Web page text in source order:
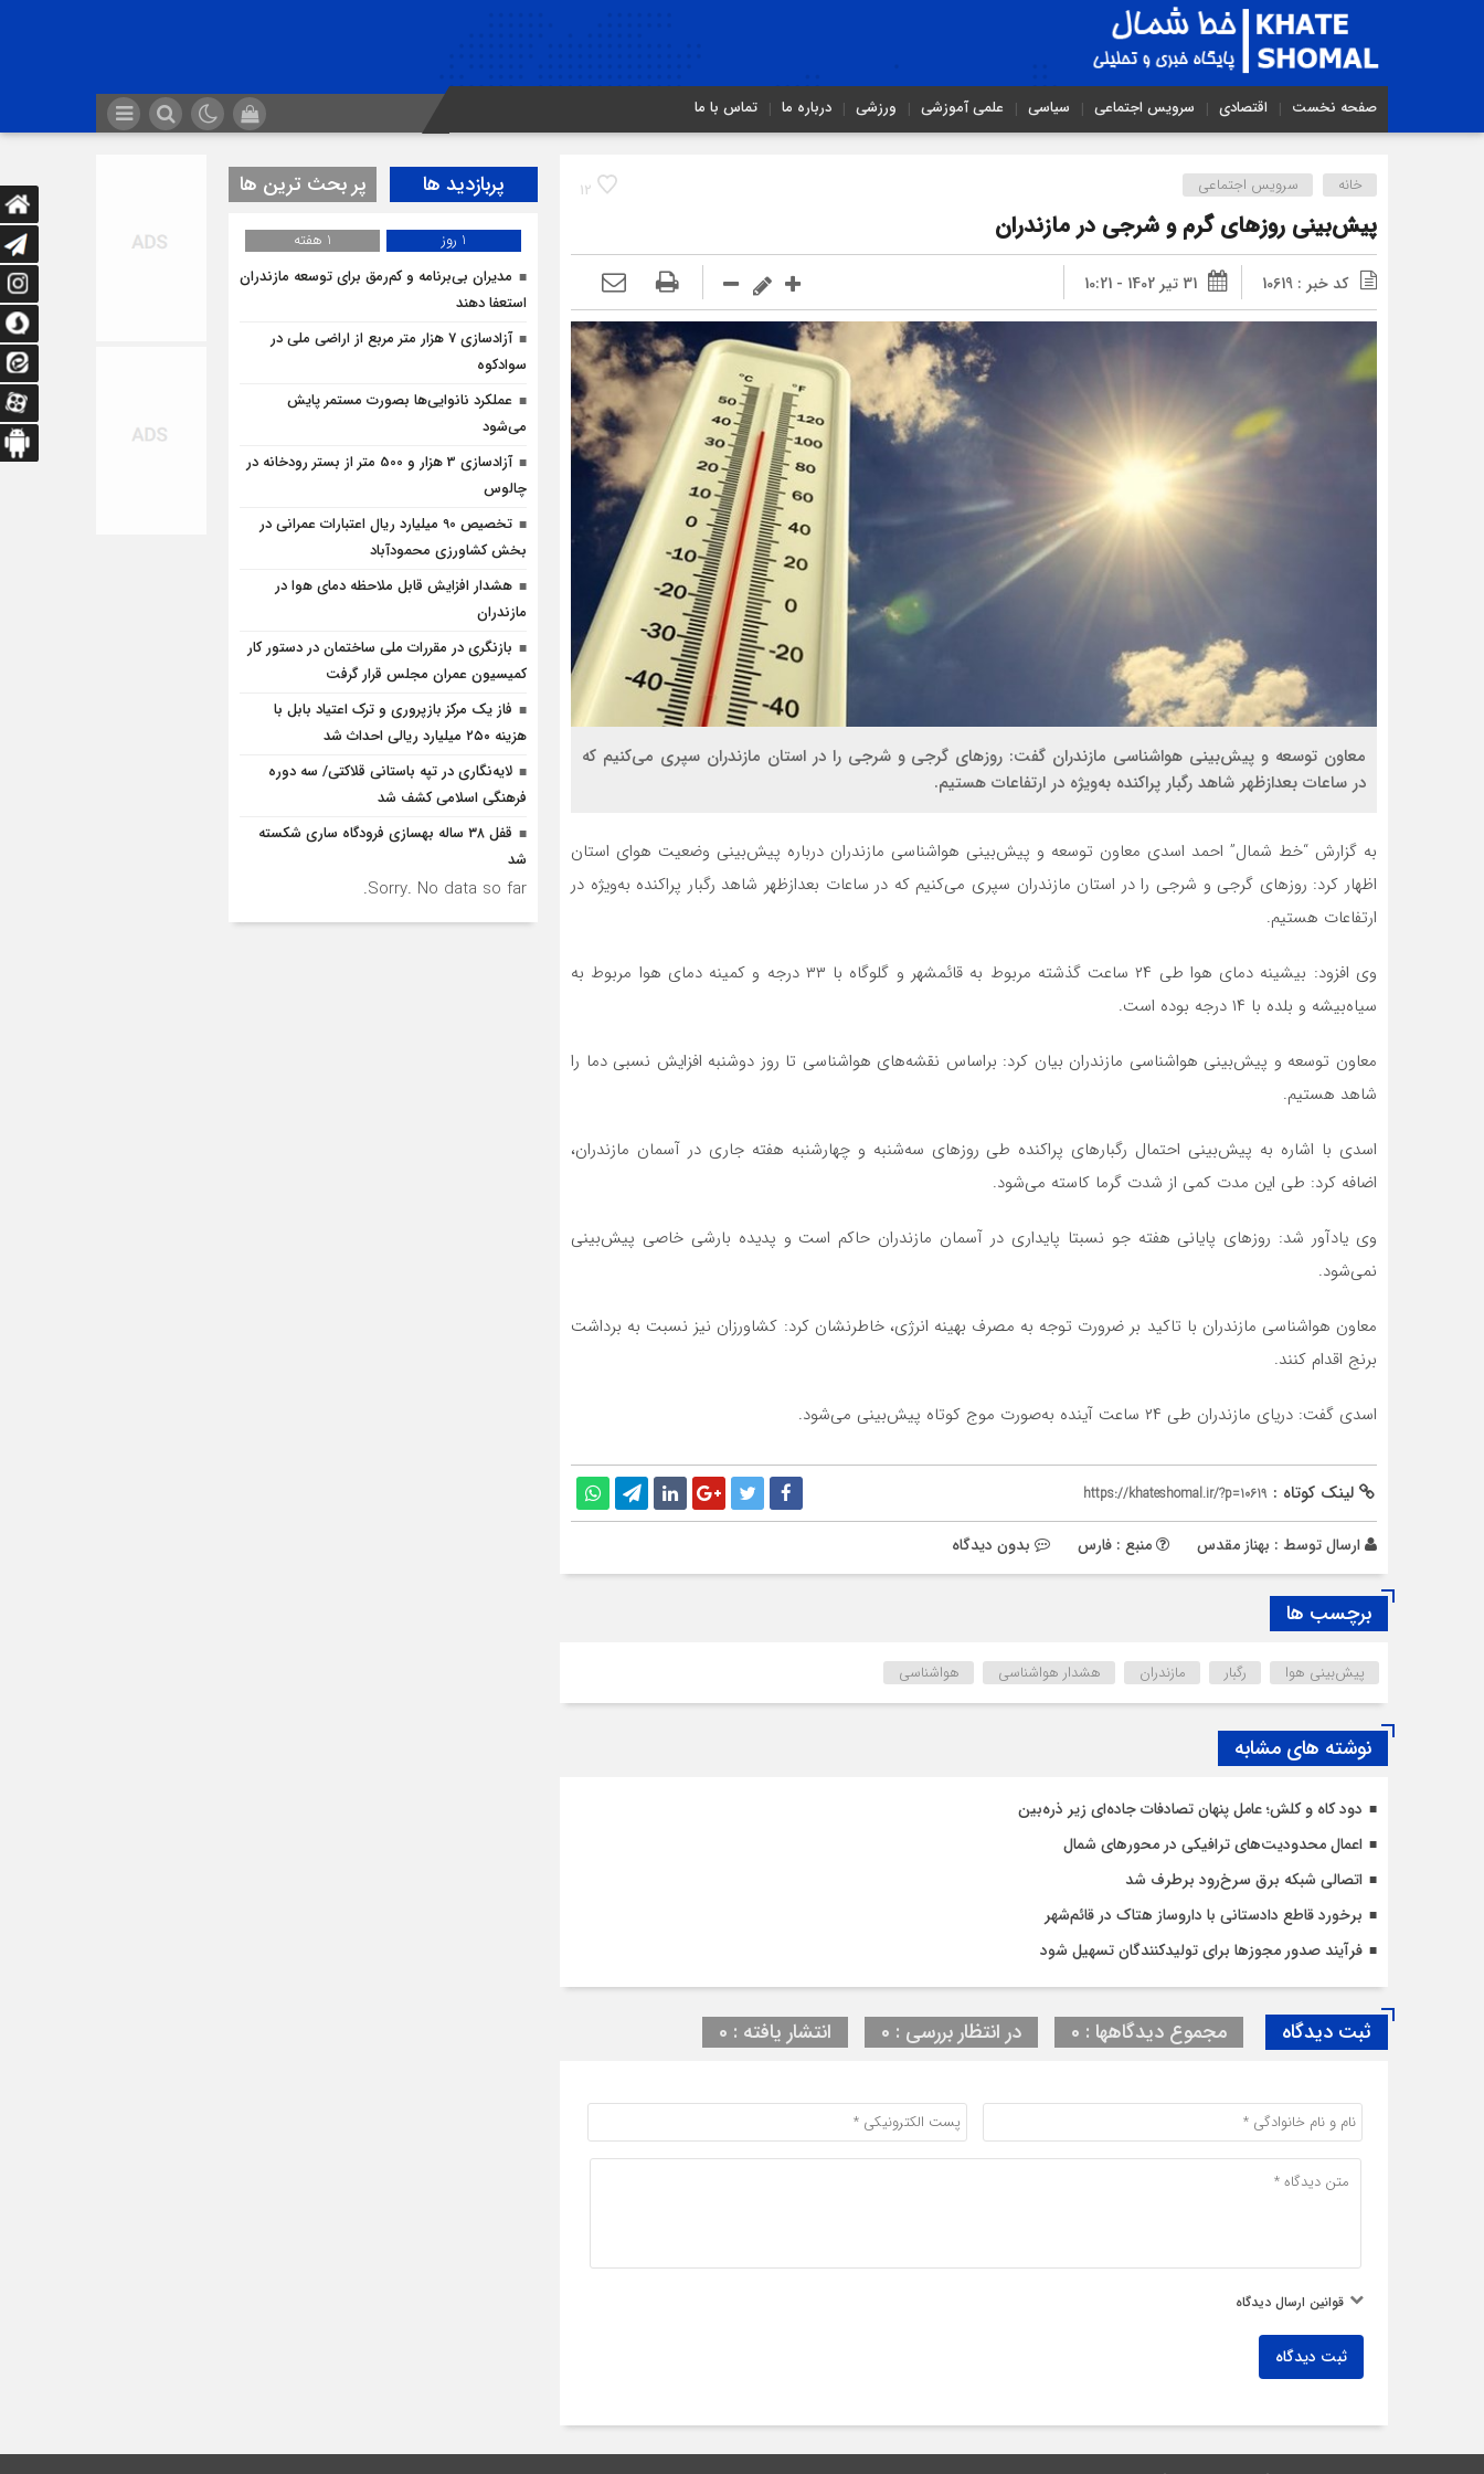
صفحه نخست اقتصادی سرویس اجتماعی سیاسی علمی آموزشی ورزشی درباره ما تماس با ما
12 خانه سرویس اجتماعی
پیش‌بینی روزهای گرم و شرجی در مازندران
کد خبر : 10619 31 تیر 1402 - 10:21
معاون توسعه و پیش‌بینی هواشناسی مازندران گفت: روزهای گرجی و شرجی را در استان مازندران سپری می‌کنیم‌ که
در ساعات بعدازظهر شاهد رگبار پراکنده به‌ویژه در ارتفاعات هستیم.
به گزارش “خط شمال” احمد اسدی معاون توسعه و پیش‌بینی هواشناسی مازندران درباره پیش‌بینی وضعیت هوای استان
اظهار کرد: روزهای گرجی و شرجی را در استان مازندران سپری می‌کنیم‌ که در ساعات بعدازظهر شاهد رگبار پراکنده به‌ویژه در
ارتفاعات هستیم.
وی افزود: بیشینه دمای هوا طی ۲۴ ساعت گذشته مربوط به قائمشهر و گلوگاه با ۳۳ درجه و کمینه دمای هوا مربوط به
سیاه‌بیشه و بلده با ۱۴ درجه بوده است.
معاون توسعه و پیش‌بینی هواشناسی مازندران بیان کرد: براساس نقشه‌های هواشناسی تا روز دوشنبه افزایش نسبی دما را
شاهد هستیم.
اسدی با اشاره به پیش‌بینی احتمال رگبارهای پراکنده طی روزهای سه‌شنبه و چهارشنبه هفته جاری در آسمان مازندران،
اضافه کرد: طی این مدت کمی از شدت گرما کاسته می‌شود.
وی یادآور شد: روزهای پایانی هفته جو نسبتا پایداری در آسمان مازندران حاکم است و پدیده بارشی خاصی پیش‌بینی
نمی‌شود.
معاون هواشناسی مازندران با تاکید بر ضرورت توجه به مصرف بهینه انرژی، خاطرنشان کرد: کشاورزان نیز نسبت به برداشت
برنج اقدام کنند.
اسدی گفت: دریای مازندران طی ۲۴ ساعت آینده به‌صورت موج کوتاه پیش‌بینی می‌شود.
لینک کوتاه : https://khateshomal.ir/?p=10619
ارسال توسط : بهناز مقدس منبع : فارس بدون دیدگاه
برچسب ها
پیش‌بینی هوا رگبار مازندران هشدار هواشناسی هواشناسی
نوشته های مشابه
دود کاه و کلش؛ عامل پنهان تصادفات جاده‌ای زیر ذره‌بین
اعمال محدودیت‌‌های ترافیکی در محورهای شمال
اتصالی شبکه برق سرخ‌رود برطرف شد
برخورد قاطع دادستانی با داروساز هتاک در قائم‌شهر
فرآیند صدور مجوزها برای تولیدکنندگان تسهیل شود
ثبت دیدگاه مجموع دیدگاهها : 0 در انتظار بررسی : 0 انتشار یافته : 0
قوانین ارسال دیدگاه
ثبت دیدگاه
پربازدید ها پر بحث ترین ها
1 روز
1 هفته
مدیران بی‌برنامه و کم‌رمق برای توسعه مازندران
استعفا دهند
آزادسازی 7 هزار متر مربع از اراضی ملی در
سوادکوه
عملکرد نانوایی‌ها بصورت مستمر پایش
می‌شود
آزادسازی 3 هزار و 500 متر از بستر رودخانه در
چالوس
تخصیص 90 میلیارد ریال اعتبارات عمرانی در
بخش کشاورزی محمودآباد
هشدار افزایش قابل ملاحظه دمای هوا در
مازندران
بازنگری در مقررات ملی ساختمان در دستور کار
کمیسیون عمران مجلس قرار گرفت
فاز یک مرکز بازپروری و ترک اعتیاد بابل با
هزینه ۲۵۰ میلیارد ریالی احداث شد
لایه‌نگاری در تپه باستانی قلاکتی/ سه دوره
فرهنگی اسلامی کشف شد
قفل ۳۸ ساله بهسازی فرودگاه ساری شکسته
شد
Sorry. No data so far.